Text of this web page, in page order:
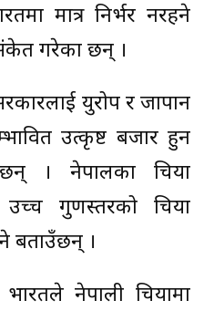
मात्र निर्भर नरहने
गरेका छन् ।
युरोप र जापान
उत्कृष्ट बजार हुन
। नेपालका चिया
गुणस्तरको चिया
बताउँछन् ।
नेपाली चियामा